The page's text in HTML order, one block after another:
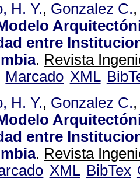
H. Y., Gonzalez C.
entre
. Revista
Marcado XML
H. Y., Gonzalez C.
entre
. Revista
XML BibTex